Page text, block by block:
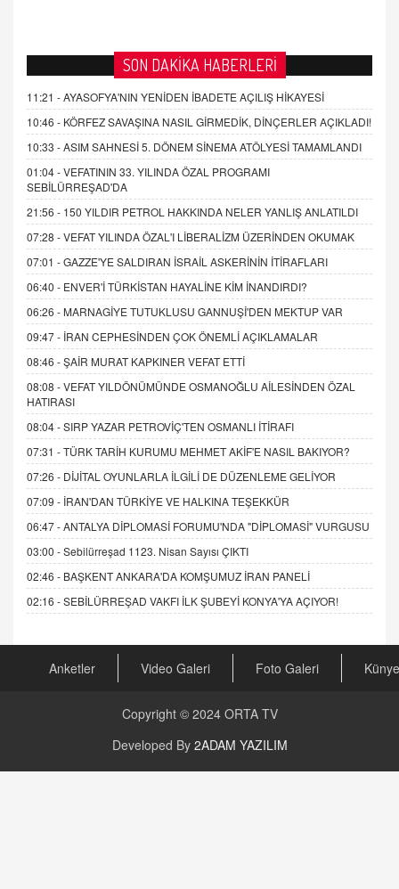
SON DAKİKA HABERLERİ
11:21 -AYASOFYA'NIN YENİDEN İBADETE AÇILIŞ HİKAYESİ
10:46 - KÖRFEZ SAVAŞINA NASIL GİRMEDİK, DİNÇERLER AÇIKLADI!
10:33 -ASIM SAHNESİ 5. DÖNEM SİNEMA ATÖLYESİ TAMAMLANDI
01:04 -VEFATININ 33. YILINDA ÖZAL PROGRAMI
SEBİLÜRREŞAD'DA
21:56 - 150 YILDIR PETROL HAKKINDA NELER YANLIŞ ANLATILDI
07:28 -VEFAT YILINDA ÖZAL'I LİBERALİZM ÜZERİNDEN OKUMAK
07:01 -GAZZE'YE SALDIRAN İSRAİL ASKERİNİN İTİRAFLARI
06:40 - ENVER'İ TÜRKİSTAN HAYALİNE KİM İNANDIRDI?
06:26 - MARNAGİYE TUTUKLUSU GANNUŞİ'DEN MEKTUP VAR
09:47 - İRAN CEPHESİNDEN ÇOK ÖNEMLİ AÇIKLAMALAR
08:46 -ŞAİR MURAT KAPKINER VEFAT ETTİ
08:08 -VEFAT YILDÖNÜMÜNDE OSMANOĞLU AİLESİNDEN ÖZAL
HATIRASI
08:04 -SIRP YAZAR PETROVİÇ'TEN OSMANLI İTİRAFI
07:31 -TÜRK TARİH KURUMU MEHMET AKİF'E NASIL BAKIYOR?
07:26 - DİJİTAL OYUNLARLA İLGİLİ DE DÜZENLEME GELİYOR
07:09 - İRAN'DAN TÜRKİYE VE HALKINA TEŞEKKÜR
06:47 -ANTALYA DİPLOMASİ FORUMU'NDA "DİPLOMASİ" VURGUSU
03:00 -Sebilürreşad 1123. Nisan Sayısı ÇIKTI
02:46 - BAŞKENT ANKARA'DA KOMŞUMUZ İRAN PANELİ
02:16 -SEBİLÜRREŞAD VAKFI İLK ŞUBEYİ KONYA'YA AÇIYOR!
Anketler Video Galeri Foto Galeri Künye
Copyright © 2024 ORTA TV
Developed By 2ADAM YAZILIM